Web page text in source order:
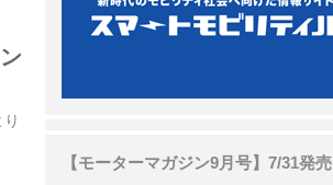
【モーターマガジン9月号】7/31発売